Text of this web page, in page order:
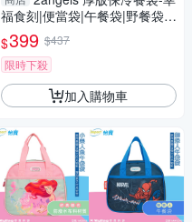
福食刻|便當袋|午餐袋|野餐袋|
手提袋
$399 $437
限時下殺
加入購物車